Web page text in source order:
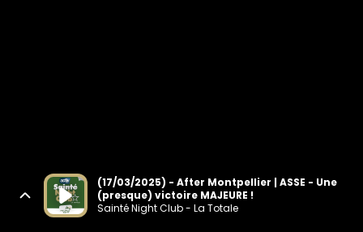
(17/03/2025) - After Montpellier | ASSE - Une
(presque) victoire MAJEURE !
Sainté Night Club - La Totale